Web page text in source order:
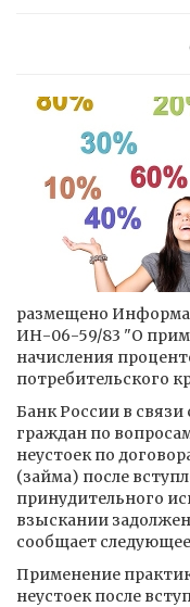
размещено
ИН-06-59/83 "О
начисления
потребительского
Банк России в
граждан по
неустоек по
(займа) после
принудительного
взыскании
сообщает
Применение
неустоек после